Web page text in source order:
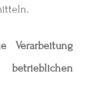
Verarbeitung
betrieblichen